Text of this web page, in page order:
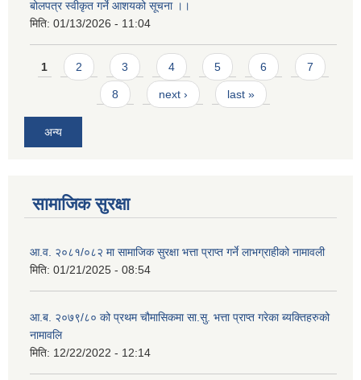
बोलपत्र स्वीकृत गर्ने आशयको सूचना ।।
मिति: 01/13/2026 - 11:04
Pages
1 2 3 4 5 6 7
8 next › last »
अन्य
सामाजिक सुरक्षा
आ.व. २०८१/०८२ मा सामाजिक सुरक्षा भत्ता प्राप्त गर्ने लाभग्राहीको नामावली
मिति: 01/21/2025 - 08:54
आ.ब. २०७९/८० को प्रथम चौमासिकमा सा.सु. भत्ता प्राप्त गरेका ब्यक्तिहरुको
नामावलि
मिति: 12/22/2022 - 12:14